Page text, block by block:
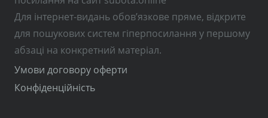
Для інтернет-видань обов’язкове пряме, відкрите
для пошукових систем гіперпосилання у першому
абзаці на конкретний матеріал.
Умови договору оферти
Конфіденційність